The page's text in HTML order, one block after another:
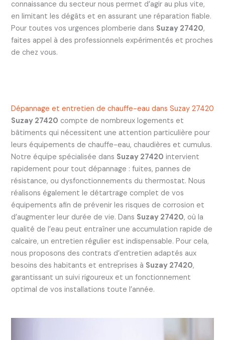
connaissance du secteur nous permet d’agir au plus vite,
en limitant les dégâts et en assurant une réparation fiable.
Pour toutes vos urgences plomberie dans Suzay 27420,
faites appel à des professionnels expérimentés et proches
de chez vous.
Dépannage et entretien de chauffe-eau dans Suzay 27420
Suzay 27420 compte de nombreux logements et
bâtiments qui nécessitent une attention particulière pour
leurs équipements de chauffe-eau, chaudières et cumulus.
Notre équipe spécialisée dans Suzay 27420 intervient
rapidement pour tout dépannage : fuites, pannes de
résistance, ou dysfonctionnements du thermostat. Nous
réalisons également le détartrage complet de vos
équipements afin de prévenir les risques de corrosion et
d’augmenter leur durée de vie. Dans Suzay 27420, où la
qualité de l’eau peut entraîner une accumulation rapide de
calcaire, un entretien régulier est indispensable. Pour cela,
nous proposons des contrats d’entretien adaptés aux
besoins des habitants et entreprises à Suzay 27420,
garantissant un suivi rigoureux et un fonctionnement
optimal de vos installations toute l’année.